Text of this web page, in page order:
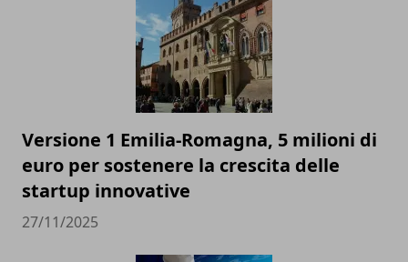
Versione 1 Emilia-Romagna, 5 milioni di
euro per sostenere la crescita delle
startup innovative
27/11/2025